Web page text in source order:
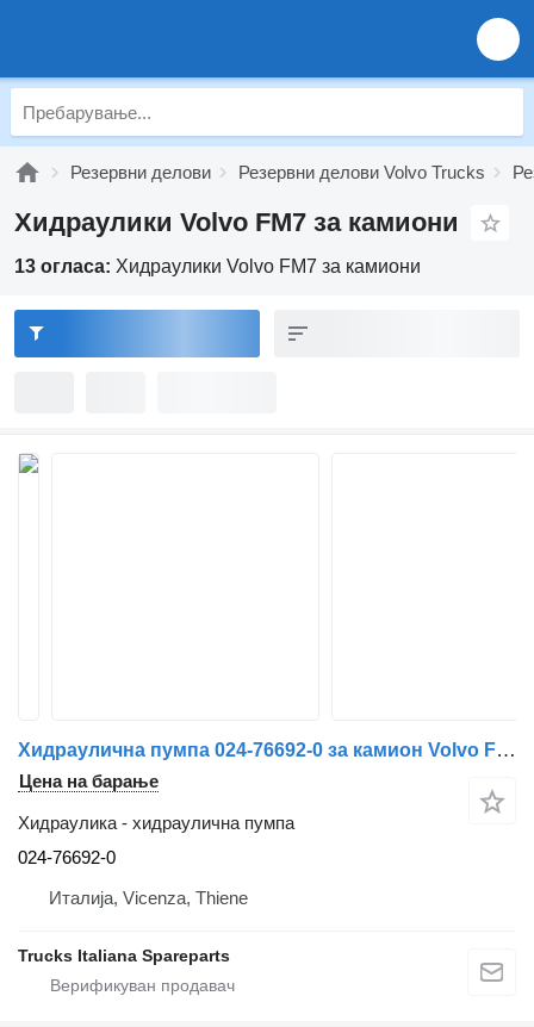
Резервни делови Резервни делови Volvo Trucks
Хидраулики Volvo FM7 за камиони
13 огласа: Хидраулики Volvo FM7 за камиони
Хидраулична пумпа 024-76692-0 за камион Volvo FM 7
Цена на барање
Хидраулика - хидраулична пумпа
024-76692-0
Италија, Vicenza, Thiene
Trucks Italiana Spareparts